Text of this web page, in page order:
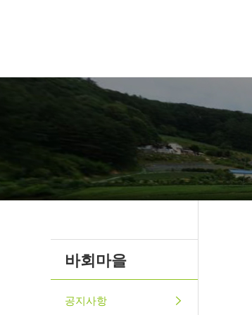
바회마을
공지사항